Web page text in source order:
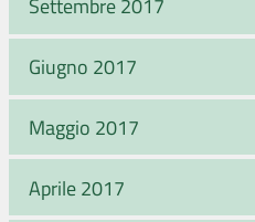
Settembre 2017
Giugno 2017
Maggio 2017
Aprile 2017